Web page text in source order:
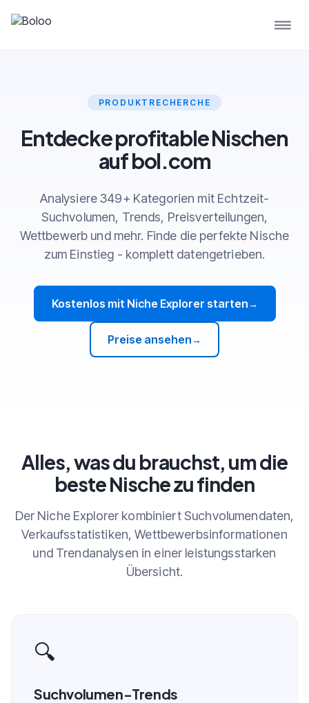
PRODUKTRECHERCHE
Entdecke profitable Nischen
auf bol.com
Analysiere 349+ Kategorien mit Echtzeit-
Suchvolumen, Trends, Preisverteilungen,
Wettbewerb und mehr. Finde die perfekte Nische
zum Einstieg - komplett datengetrieben.
Kostenlos mit Niche Explorer starten→
Preise ansehen→
Alles, was du brauchst, um die
beste Nische zu finden
Der Niche Explorer kombiniert Suchvolumendaten,
Verkaufsstatistiken, Wettbewerbsinformationen
und Trendanalysen in einer leistungsstarken
Übersicht.
🔍
Suchvolumen-Trends